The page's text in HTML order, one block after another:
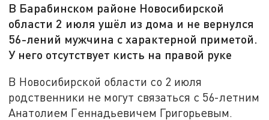
В Барабинском районе Новосибирской
области 2 июля ушёл из дома и не вернулся
56-лений мужчина с характерной приметой.
У него отсутствует кисть на правой руке
В Новосибирской области со 2 июля
родственники не могут связаться с 56-летним
Анатолием Геннадьевичем Григорьевым.